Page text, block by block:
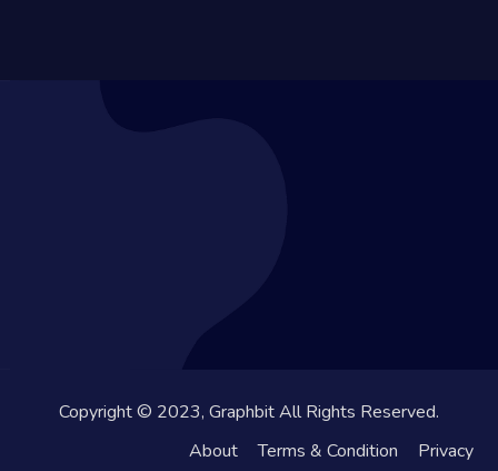
Copyright © 2023, Graphbit All Rights Reserved.
About
Terms & Condition Privacy